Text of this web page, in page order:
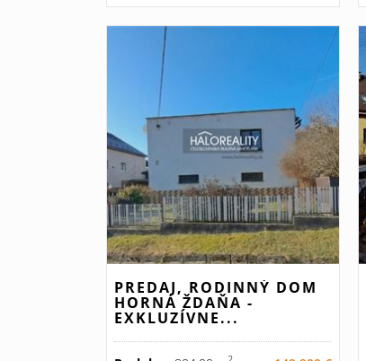
PREDAJ, RODINNÝ DOM
HORNÁ ŽDAŇA -
EXKLUZÍVNE...